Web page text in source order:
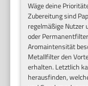
Wäge deine
Zubereitung sind
regelmäßige
oder
Aromaintensität
Metallfilter den
erhalten. Letztlich
herausfinden,